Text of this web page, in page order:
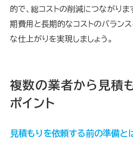
的で、総コストの削減につながりま
期費用と長期的なコストのバラン
な仕上がりを実現しましょう。
複数の業者から見積
ポイント
見積もりを依頼する前の準備と